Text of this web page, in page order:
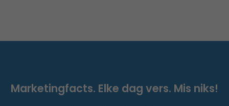
Marketingfacts. Elke dag vers. Mis niks!